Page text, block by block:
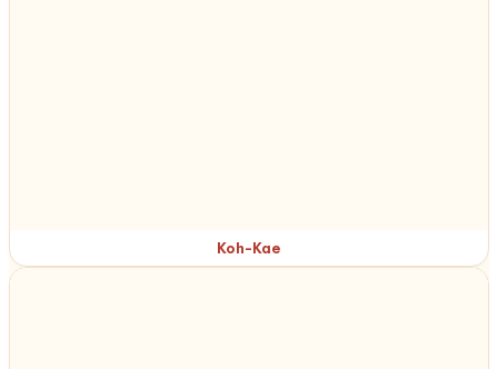
Koh-Kae